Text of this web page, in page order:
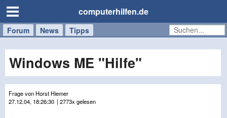
computerhilfen.de
Forum News Tipps
Handy
Tablet
Windows
Mac
Windows ME "Hilfe"
Frage von Horst Hiemer
27.12.04, 18:26:30 | 2773x gelesen